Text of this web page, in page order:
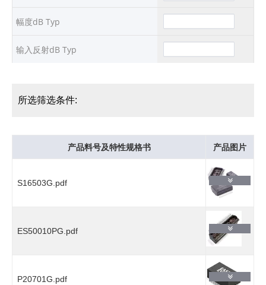
幅度dB Typ
输入反射dB Typ
所选筛选条件:
产品料号及特性规格书 产品图片
S16503G.pdf
ES50010PG.pdf
P20701G.pdf